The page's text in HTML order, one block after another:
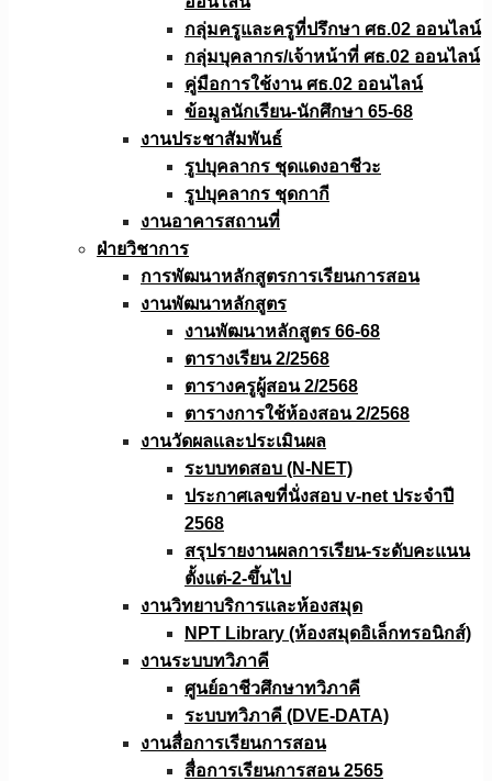
กลุ่มครูและครูที่ปรึกษา ศธ.02 ออนไลน์
กลุ่มบุคลากร/เจ้าหน้าที่ ศธ.02 ออนไลน์
คู่มือการใช้งาน ศธ.02 ออนไลน์
ข้อมูลนักเรียน-นักศึกษา 65-68
งานประชาสัมพันธ์
รูปบุคลากร ชุดแดงอาชีวะ
รูปบุคลากร ชุดกากี
งานอาคารสถานที่
ฝ่ายวิชาการ
การพัฒนาหลักสูตรการเรียนการสอน
งานพัฒนาหลักสูตร
งานพัฒนาหลักสูตร 66-68
ตารางเรียน 2/2568
ตารางครูผู้สอน 2/2568
ตารางการใช้ห้องสอน 2/2568
งานวัดผลเเละประเมินผล
ระบบทดสอบ (N-NET)
ประกาศเลขที่นั่งสอบ v-net ประจำปี
2568
สรุปรายงานผลการเรียน-ระดับคะแนน
ตั้งแต่-2-ขึ้นไป
งานวิทยาบริการเเละห้องสมุด
NPT Library (ห้องสมุดอิเล็กทรอนิกส์)
งานระบบทวิภาคี
ศูนย์อาชีวศึกษาทวิภาคี
ระบบทวิภาคี (DVE-DATA)
งานสื่อการเรียนการสอน
สื่อการเรียนการสอน 2565